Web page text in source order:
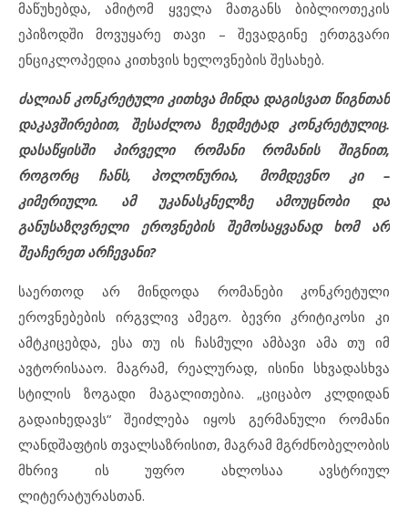
მაწუხებდა, ამიტომ ყველა მათგანს ბიბლიოთეკის
ეპიზოდში მოვუყარე თავი – შევადგინე ერთგვარი
ენციკლოპედია კითხვის ხელოვნების შესახებ.
ძალიან კონკრეტული კითხვა მინდა დაგისვათ წიგნთან
დაკავშირებით, შესაძლოა ზედმეტად კონკრეტულიც.
დასაწყისში პირველი რომანი რომანის შიგნით,
როგორც ჩანს, პოლონურია, მომდევნო კი –
კიმერიული. ამ უკანასკნელზე ამოუცნობი და
განუსაზღვრელი ეროვნების შემოსაყვანად ხომ არ
შეაჩერეთ არჩევანი?
საერთოდ არ მინდოდა რომანები კონკრეტული
ეროვნებების ირგვლივ ამეგო. ბევრი კრიტიკოსი კი
ამტკიცებდა, ესა თუ ის ჩასმული ამბავი ამა თუ იმ
ავტორისააო. მაგრამ, რეალურად, ისინი სხვადასხვა
სტილის ზოგადი მაგალითებია. „ციცაბო კლდიდან
გადაიხედავს“ შეიძლება იყოს გერმანული რომანი
ლანდშაფტის თვალსაზრისით, მაგრამ მგრძნობელობის
მხრივ ის უფრო ახლოსაა ავსტრიულ
ლიტერატურასთან.